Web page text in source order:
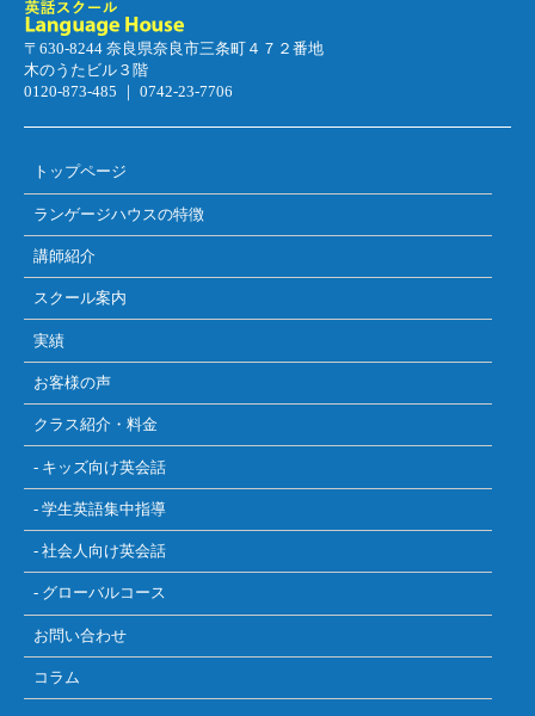
〒630-8244 奈良県奈良市三条町４７２番地
木のうたビル３階
0120-873-485 ｜ 0742-23-7706
トップページ
ランゲージハウスの特徴
講師紹介
スクール案内
実績
お客様の声
クラス紹介・料金
- キッズ向け英会話
- 学生英語集中指導
- 社会人向け英会話
- グローバルコース
お問い合わせ
コラム